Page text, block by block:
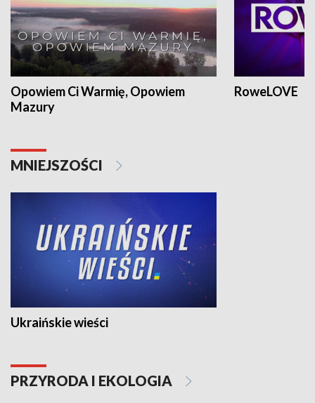
Opowiem Ci Warmię, Opowiem
Mazury
RoweLOVE
MNIEJSZOŚCI
Ukraińskie wieści
PRZYRODA I EKOLOGIA